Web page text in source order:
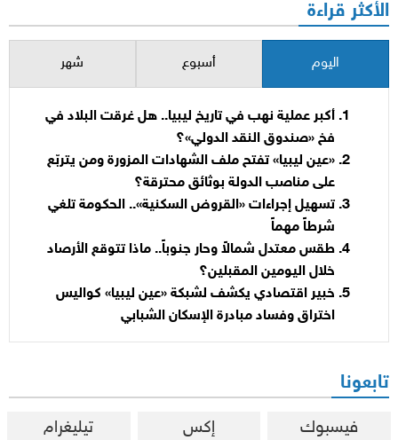
الأكثر قراءة
اليوم أسبوع شهر
أكبر عملية نهب في تاريخ ليبيا.. هل غرقت البلاد في
فخ «صندوق النقد الدولي»؟
«عين ليبيا» تفتح ملف الشهادات المزورة ومن يتربّع
على مناصب الدولة بوثائق محترقة؟
تسهيل إجراءات «القروض السكنية».. الحكومة تلغي
شرطاً مهماً
طقس معتدل شمالاً وحار جنوباً.. ماذا تتوقع الأرصاد
خلال اليومين المقبلين؟
خبير اقتصادي يكشف لشبكة «عين ليبيا» كواليس
اختراق وفساد مبادرة الإسكان الشبابي
تابعونا
فيسبوك إكس تيليغرام